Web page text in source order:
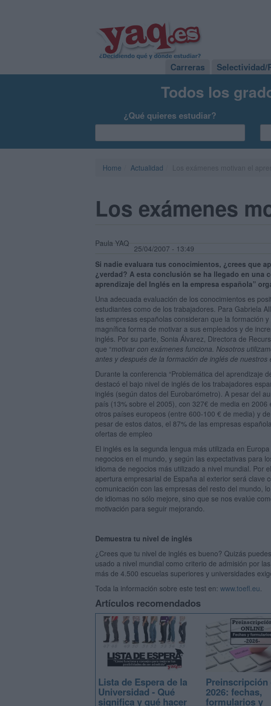
Carreras Selectividad/
Todos los
¿Qué quieres estudiar?
Home Actualidad
Los exámenes
Paula YAQ
25/04/2007 - 13:49
Si nadie evaluara tus conocimientos, ¿crees que
¿verdad? A esta conclusión se ha llegado en una
aprendizaje del Inglés en la empresa española”
Una adecuada evaluación de los conocimientos es
estudiantes como de los trabajadores. Para Gabriela
las empresas españolas consideran que la formación
magnífica forma de motivar a sus empleados y de
inglés. Por su parte, Sonia Álvarez, Directora de
que “motivar con exámenes funciona. Nosotros
antes y después de la formación de inglés de nuestros
Durante la conferencia “Problemática del aprendizaje
destacó el bajo nivel de inglés de los trabajadores
inglés (según datos del Eurobarómetro). A pesar del
país (13% sobre el 2005), con 327€ de media en
otros países europeos (entre 600-100 € de media) y
pesar de estos datos, el 87% de las empresas
ofertas de empleo
El inglés es la segunda lengua más utilizada en
negocios en el mundo, y según las expectativas para
idioma de negocios más utilizado a nivel mundial. Por
apertura empresarial de España al exterior será clave
comunicación con las empresas del resto del mundo,
de idiomas no sólo mejore, sino que se nos evalúe
motivación para seguir mejorando.
Demuestra tu nivel de inglés
¿Crees que tu nivel de inglés es bueno? Quizás
usado a nivel mundial como criterio de admisión por
más de 4.500 escuelas superiores y universidades
Toda la información sobre este test en: www.toefl.eu.
Artículos recomendados
Lista de Espera de la
Universidad - Qué
significa y qué hacer
Preinscripción
2026: fechas,
formularios y